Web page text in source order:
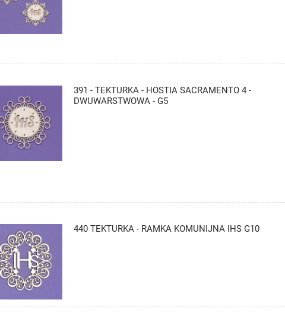
391 - TEKTURKA - HOSTIA SACRAMENTO 4 -
DWUWARSTWOWA - G5
440 TEKTURKA - RAMKA KOMUNIJNA IHS G10